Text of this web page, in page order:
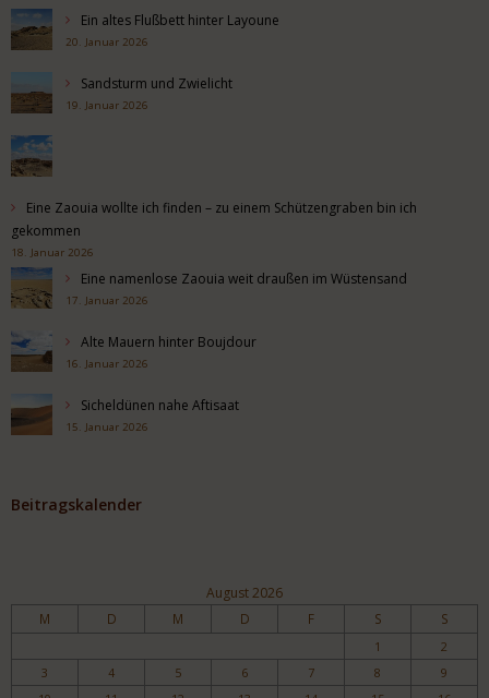
Ein altes Flußbett hinter Layoune
20. Januar 2026
Sandsturm und Zwielicht
19. Januar 2026
Eine Zaouia wollte ich finden – zu einem Schützengraben bin ich
gekommen
18. Januar 2026
Eine namenlose Zaouia weit draußen im Wüstensand
17. Januar 2026
Alte Mauern hinter Boujdour
16. Januar 2026
Sicheldünen nahe Aftisaat
15. Januar 2026
Beitragskalender
August 2026
M D M D F S S
1
2
3
4 5 6 7 8
9